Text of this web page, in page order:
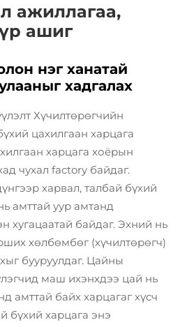
ажиллагаа,
ашиг
нэг ханатай
хадгалах
Хүчилтөрөгчийн
цахилгаан харцага
харцага хоёрын
чухал factory байдаг.
харвал, талбай бүхий
амттай уур амтанд
хугацаатай байдаг. Эхний нь
хөлбөмбөг (хүчилтөрөгч)
бууруулдаг. Цайны
маш ихэнхдээ цай нь
амттай байх харцагаг хүсч
бүхий харцага энэ